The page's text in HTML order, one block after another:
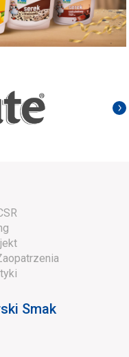
Smak